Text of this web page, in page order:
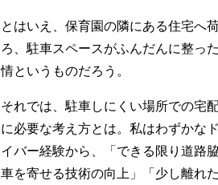
とはいえ、保育園の隣にある住宅へ
ろ、駐車スペースがふんだんに整っ
情というものだろう。
それでは、駐車しにくい場所での宅
に必要な考え方とは。私はわずかな
イバー経験から、「できる限り道路
車を寄せる技術の向上」「少し離れ